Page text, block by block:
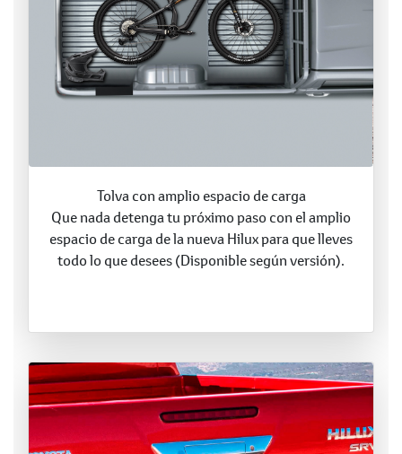
Tolva con amplio espacio de carga
Que nada detenga tu próximo paso con el amplio
espacio de carga de la nueva Hilux para que lleves
todo lo que desees (Disponible según versión).